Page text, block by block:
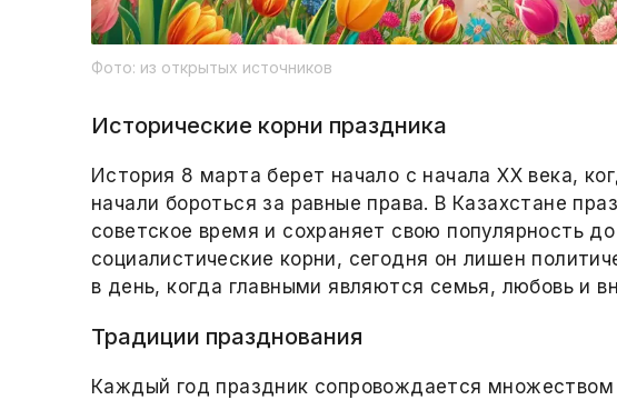
Фото: из открытых источников
Исторические корни праздника
История 8 марта берет начало с начала XX века,
начали бороться за равные права. В Казахстане
советское время и сохраняет свою популярность
социалистические корни, сегодня он лишен
в день, когда главными являются семья, любовь и
Традиции празднования
Каждый год праздник сопровождается